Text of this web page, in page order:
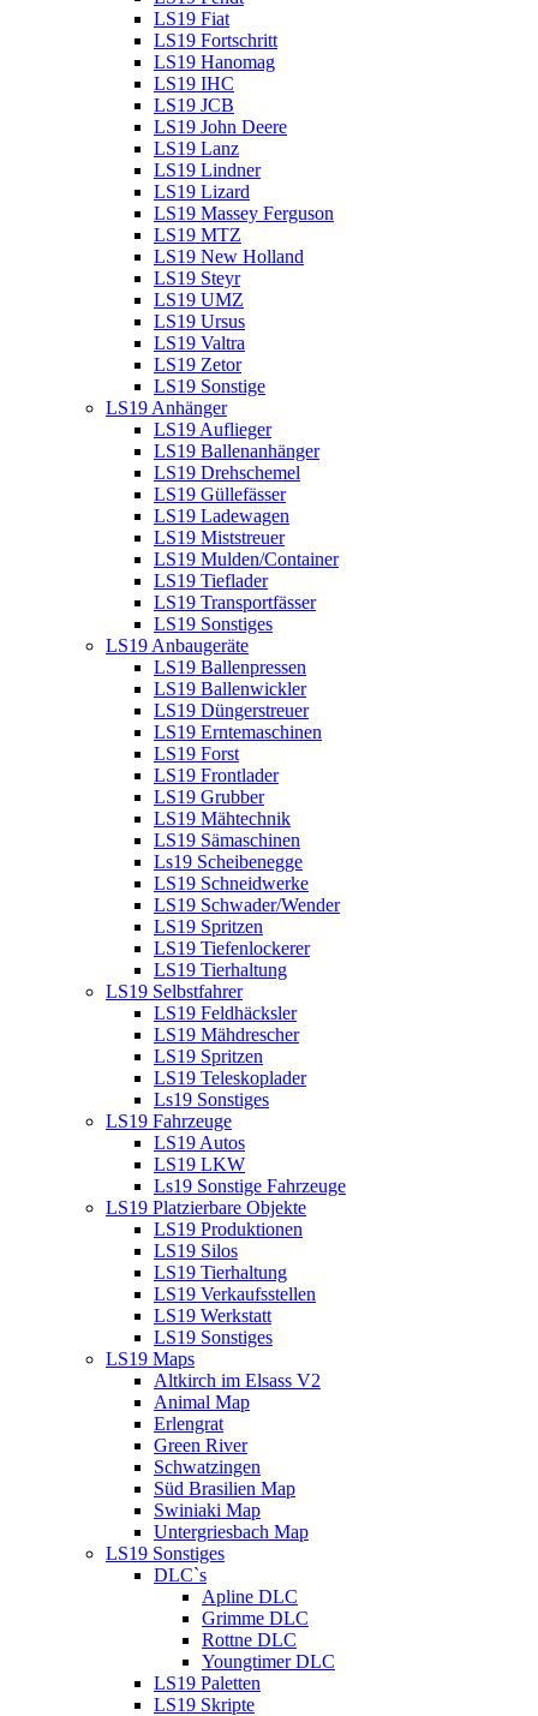
LS19 Fiat
LS19 Fortschritt
LS19 Hanomag
LS19 IHC
LS19 JCB
LS19 John Deere
LS19 Lanz
LS19 Lindner
LS19 Lizard
LS19 Massey Ferguson
LS19 MTZ
LS19 New Holland
LS19 Steyr
LS19 UMZ
LS19 Ursus
LS19 Valtra
LS19 Zetor
LS19 Sonstige
LS19 Anhänger
LS19 Auflieger
LS19 Ballenanhänger
LS19 Drehschemel
LS19 Güllefässer
LS19 Ladewagen
LS19 Miststreuer
LS19 Mulden/Container
LS19 Tieflader
LS19 Transportfässer
LS19 Sonstiges
LS19 Anbaugeräte
LS19 Ballenpressen
LS19 Ballenwickler
LS19 Düngerstreuer
LS19 Erntemaschinen
LS19 Forst
LS19 Frontlader
LS19 Grubber
LS19 Mähtechnik
LS19 Sämaschinen
Ls19 Scheibenegge
LS19 Schneidwerke
LS19 Schwader/Wender
LS19 Spritzen
LS19 Tiefenlockerer
LS19 Tierhaltung
LS19 Selbstfahrer
LS19 Feldhäcksler
LS19 Mähdrescher
LS19 Spritzen
LS19 Teleskoplader
Ls19 Sonstiges
LS19 Fahrzeuge
LS19 Autos
LS19 LKW
Ls19 Sonstige Fahrzeuge
LS19 Platzierbare Objekte
LS19 Produktionen
LS19 Silos
LS19 Tierhaltung
LS19 Verkaufsstellen
LS19 Werkstatt
LS19 Sonstiges
LS19 Maps
Altkirch im Elsass V2
Animal Map
Erlengrat
Green River
Schwatzingen
Süd Brasilien Map
Swiniaki Map
Untergriesbach Map
LS19 Sonstiges
DLC`s
Apline DLC
Grimme DLC
Rottne DLC
Youngtimer DLC
LS19 Paletten
LS19 Skripte